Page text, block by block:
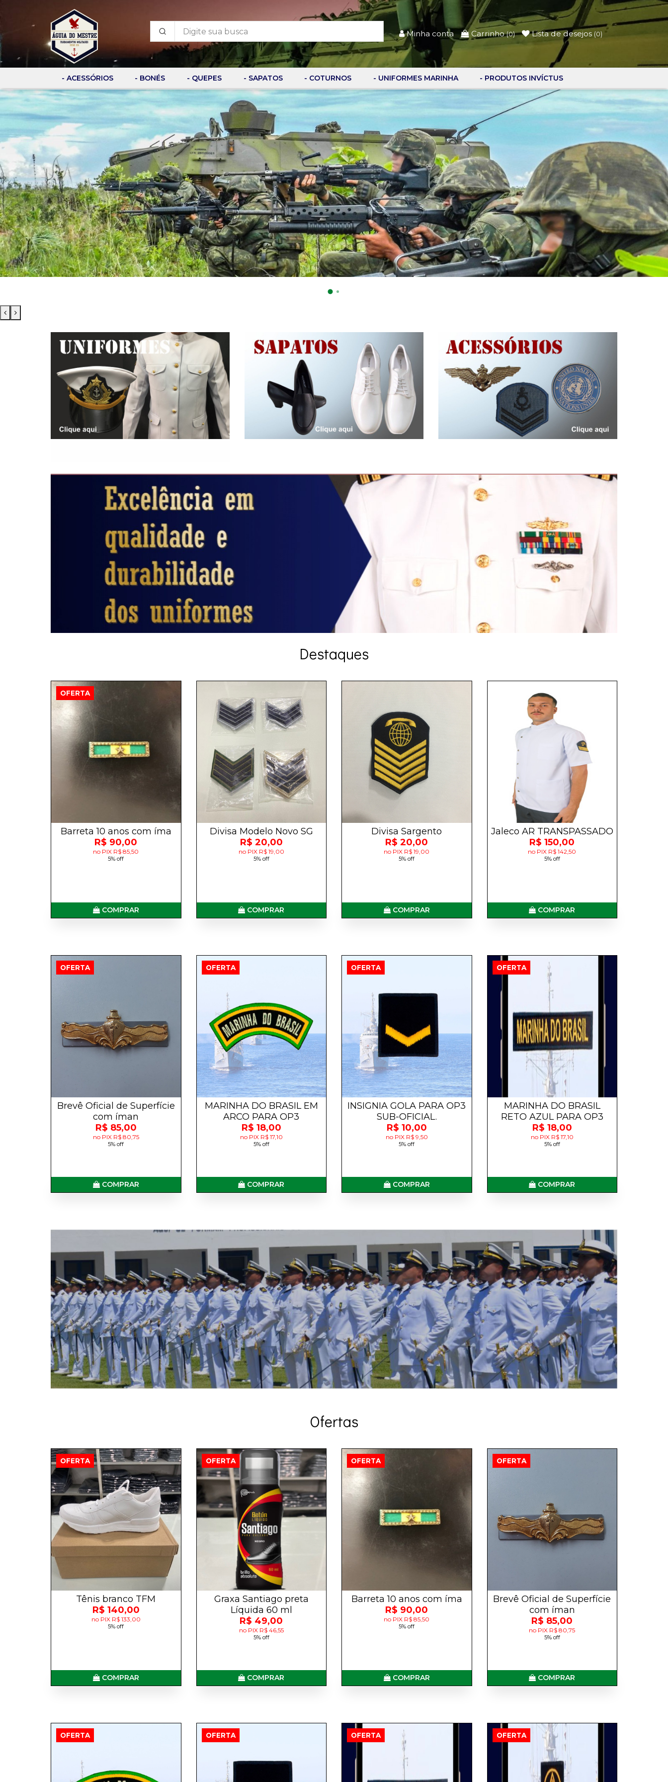
Minha conta Carrinho(0) Lista de desejos (0)
- ACESSÓRIOS - BONÉS - QUEPES - SAPATOS - COTURNOS - UNIFORMES MARINHA - PRODUTOS INVÍCTUS
Destaques
OFERTA
Barreta 10 anos com íma
R$ 90,00
no PIX R$ 85,50
5% off
COMPRAR
Divisa Modelo Novo SG
R$ 20,00
no PIX R$ 19,00
5% off
COMPRAR
Divisa Sargento
R$ 20,00
no PIX R$ 19,00
5% off
COMPRAR
Jaleco AR TRANSPASSADO
R$ 150,00
no PIX R$ 142,50
5% off
COMPRAR
OFERTA
Brevê Oficial de Superfície
com íman
R$ 85,00
no PIX R$ 80,75
5% off
COMPRAR
OFERTA
MARINHA DO BRASIL EM
ARCO PARA OP3
R$ 18,00
no PIX R$ 17,10
5% off
COMPRAR
OFERTA
INSIGNIA GOLA PARA OP3
SUB-OFICIAL.
R$ 10,00
no PIX R$ 9,50
5% off
COMPRAR
OFERTA
MARINHA DO BRASIL
RETO AZUL PARA OP3
R$ 18,00
no PIX R$ 17,10
5% off
COMPRAR
Ofertas
OFERTA
Tênis branco TFM
R$ 140,00
no PIX R$ 133,00
5% off
COMPRAR
OFERTA
Graxa Santiago preta
Líquida 60 ml
R$ 49,00
no PIX R$ 46,55
5% off
COMPRAR
OFERTA
Barreta 10 anos com íma
R$ 90,00
no PIX R$ 85,50
5% off
COMPRAR
OFERTA
Brevê Oficial de Superfície
com íman
R$ 85,00
no PIX R$ 80,75
5% off
COMPRAR
OFERTA OFERTA OFERTA OFERTA